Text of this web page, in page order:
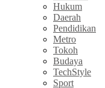
Hukum
Daerah
Pendidikan
Metro
Tokoh
Budaya
TechStyle
Sport